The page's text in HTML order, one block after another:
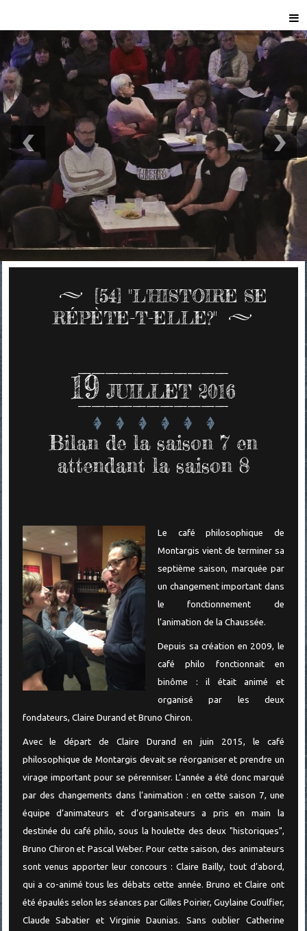
[54] "L'HISTOIRE SE
RÉPÈTE-T-ELLE?"
19 JUILLET 2016
Bilan de la saison 7 en
attendant la saison 8
Le café philosophique de
Montargis vient de terminer sa
septième saison, marquée par
un changement important dans
le fonctionnement de
l’animation de la Chaussée.
Depuis sa création en 2009, le
café philo fonctionnait en
binôme : il était animé et
organisé par les deux
fondateurs, Claire Durand et Bruno Chiron.
Avec le départ de Claire Durand en juin 2015, le café
philosophique de Montargis devait se réorganiser et prendre un
virage important pour se pérenniser. L’année a été donc marqué
par des changements dans l’animation : en cette saison 7, une
équipe d’animateurs et d’organisateurs a pris en main la
destinée du café philo, sous la houlette des deux "historiques",
Bruno Chiron et Pascal Weber. Pour cette saison, des animateurs
sont venus apporter leur concours : Claire Bailly, tout d’abord,
qui a co-animé tous les débats cette année. Bruno et Claire ont
été épaulés selon les séances par Gilles Poirier, Guylaine Goulfier,
Claude Sabatier et Virginie Daunias. Sans oublier Catherine